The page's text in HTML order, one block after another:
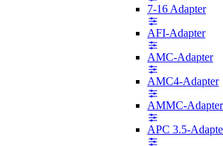
7-16 Adapter
AFI-Adapter
AMC-Adapter
AMC4-Adapter
AMMC-Adapter
APC 3.5-